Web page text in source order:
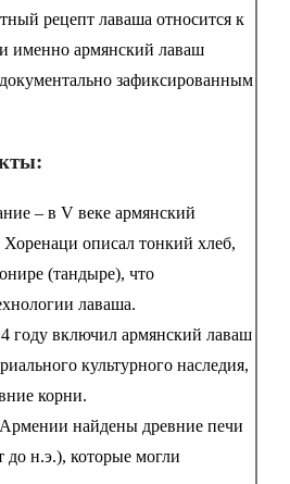
рецепт лаваша относится к
именно армянский лаваш
зафиксированным
– в V веке армянский
описал тонкий хлеб,
(тандыре), что
лаваша.
включил армянский лаваш
культурного наследия,
корни.
найдены древние печи
до н.э.), которые могли